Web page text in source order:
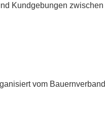
Kundgebungen zwischen
vom Bauernverband